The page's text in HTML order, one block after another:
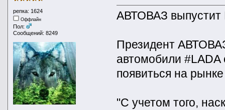
репка: 1624
Оффлайн
Пол:
Сообщений: 8249
АВТОВАЗ выпустит
Президент
автомобили #LADA
появиться на
"С учетом того,